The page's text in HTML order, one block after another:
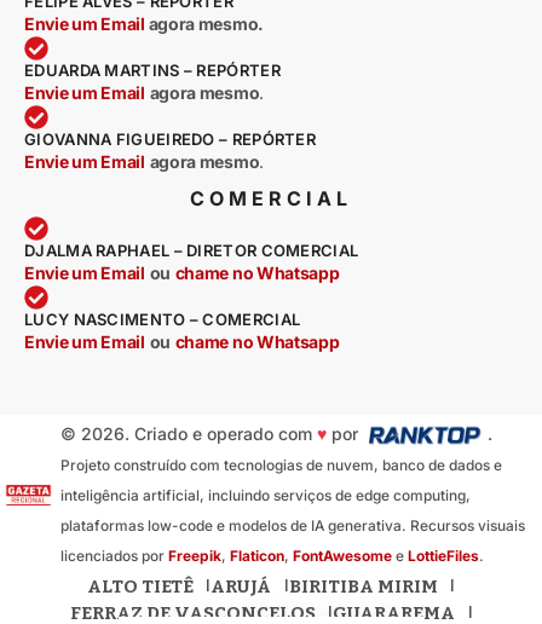
Envie um Email agora mesmo.
EDUARDA MARTINS – REPÓRTER
Envie um Email agora mesmo.
GIOVANNA FIGUEIREDO – REPÓRTER
Envie um Email agora mesmo.
COMERCIAL
DJALMA RAPHAEL – DIRETOR COMERCIAL
Envie um Email ou chame no Whatsapp
LUCY NASCIMENTO – COMERCIAL
Envie um Email ou chame no Whatsapp
© 2026. Criado e operado com ♥por .
Projeto construído com tecnologias de nuvem, banco de dados e
inteligência artificial, incluindo serviços de edge computing,
plataformas low-code e modelos de IA generativa. Recursos visuais
licenciados por Freepik, Flaticon, FontAwesomee LottieFiles.
ALTO TIETÊ ARUJÁ
BIRITIBA MIRIM
FERRAZ DE VASCONCELOS
GUARAREMA